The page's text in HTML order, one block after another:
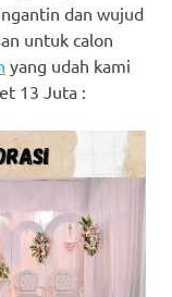
dan wujud
untuk calon
yang udah kami
13 Juta :